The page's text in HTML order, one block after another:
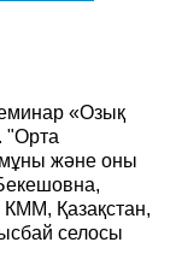
«Озық
"Орта
және оны
КММ, Қазақстан,
селосы